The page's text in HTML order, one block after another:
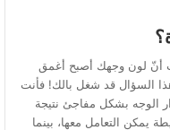
أنّ لون وجهك أصبح أغمق
السؤال قد شغل بالك! فأنت
الوجه بشكل مفاجئ نتيجة
يمكن التعامل معها، بينما